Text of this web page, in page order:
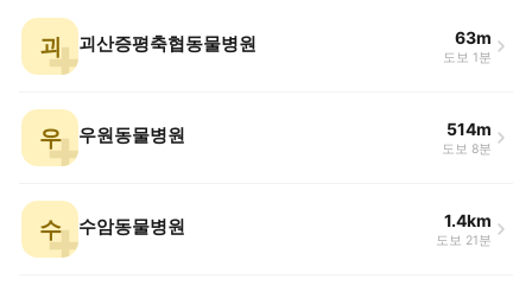
괴 괴산증평축협동물병원 63m
도보 1분
우 우원동물병원 514m
도보 8분
수 수암동물병원 1.4km
도보 21분